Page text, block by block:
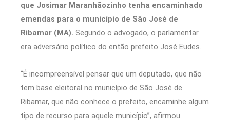
que Josimar Maranhãozinho tenha encaminhado
emendas para o município de São José de
Ribamar (MA). Segundo o advogado, o parlamentar
era adversário político do então prefeito José Eudes.
“É incompreensível pensar que um deputado, que não
tem base eleitoral no município de São José de
Ribamar, que não conhece o prefeito, encaminhe algum
tipo de recurso para aquele município”, afirmou.